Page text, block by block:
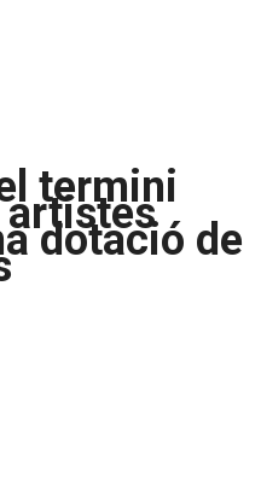
termini
artistes
dotació de